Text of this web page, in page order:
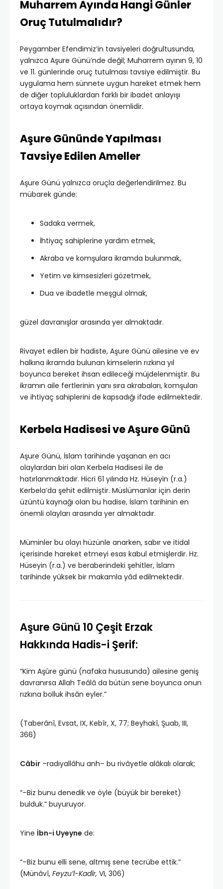
Muharrem Ayında Hangi Günler
Oruç Tutulmalıdır?
Peygamber Efendimiz’in tavsiyeleri doğrultusunda,
yalnızca Aşure Günü’nde değil; Muharrem ayının 9, 10
ve 11. günlerinde oruç tutulması tavsiye edilmiştir. Bu
uygulama hem sünnete uygun hareket etmek hem
de diğer topluluklardan farklı bir ibadet anlayışı
ortaya koymak açısından önemlidir.
Aşure Gününde Yapılması
Tavsiye Edilen Ameller
Aşure Günü yalnızca oruçla değerlendirilmez. Bu
mübarek günde:
Sadaka vermek,
İhtiyaç sahiplerine yardım etmek,
Akraba ve komşulara ikramda bulunmak,
Yetim ve kimsesizleri gözetmek,
Dua ve ibadetle meşgul olmak,
güzel davranışlar arasında yer almaktadır.
Rivayet edilen bir hadiste, Aşure Günü ailesine ve ev
halkına ikramda bulunan kimselerin rızkına yıl
boyunca bereket ihsan edileceği müjdelenmiştir. Bu
ikramın aile fertlerinin yanı sıra akrabaları, komşuları
ve ihtiyaç sahiplerini de kapsadığı ifade edilmektedir.
Kerbela Hadisesi ve Aşure Günü
Aşure Günü, İslam tarihinde yaşanan en acı
olaylardan biri olan Kerbela Hadisesi ile de
hatırlanmaktadır. Hicri 61 yılında Hz. Hüseyin (r.a.)
Kerbela’da şehit edilmiştir. Müslümanlar için derin
üzüntü kaynağı olan bu hadise, İslam tarihinin en
önemli olayları arasında yer almaktadır.
Müminler bu olayı hüzünle anarken, sabır ve itidal
içerisinde hareket etmeyi esas kabul etmişlerdir. Hz.
Hüseyin (r.a.) ve beraberindeki şehitler, İslam
tarihinde yüksek bir makamla yâd edilmektedir.
Aşure Günü 10 Çeşit Erzak
Hakkında Hadis-i Şerif:
“Kim Aşûre günü (nafaka hususunda) ailesine geniş
davranırsa Allah Teâlâ da bütün sene boyunca onun
rızkına bolluk ihsân eyler.”
(Taberânî, Evsat, IX, Kebîr, X, 77; Beyhakî, Şuab, III,
366)
Câbir –radıyallâhu anh– bu rivâyetle alâkalı olarak;
“–Biz bunu denedik ve öyle (büyük bir bereket)
bulduk.” buyuruyor.
Yine İbn-i Uyeyne de:
“–Biz bunu elli sene, altmış sene tecrübe ettik.”
(Münâvî, Feyzu’l-Kadîr, VI, 306)